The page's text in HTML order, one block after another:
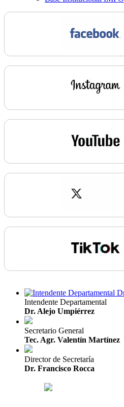
Intendente Departamental
Dr. Alejo Umpiérrez
Secretario General
Tec. Agr. Valentín Martínez
Director de Secretaría
Dr. Francisco Rocca